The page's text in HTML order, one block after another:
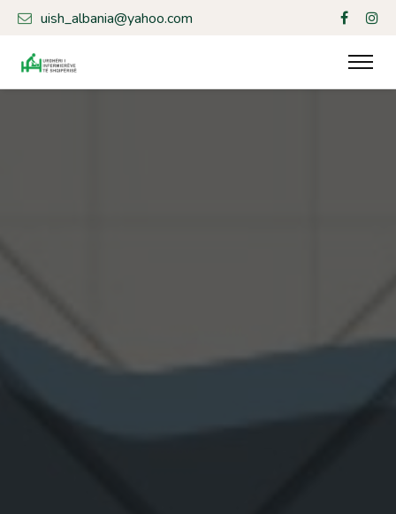
uish_albania@yahoo.com